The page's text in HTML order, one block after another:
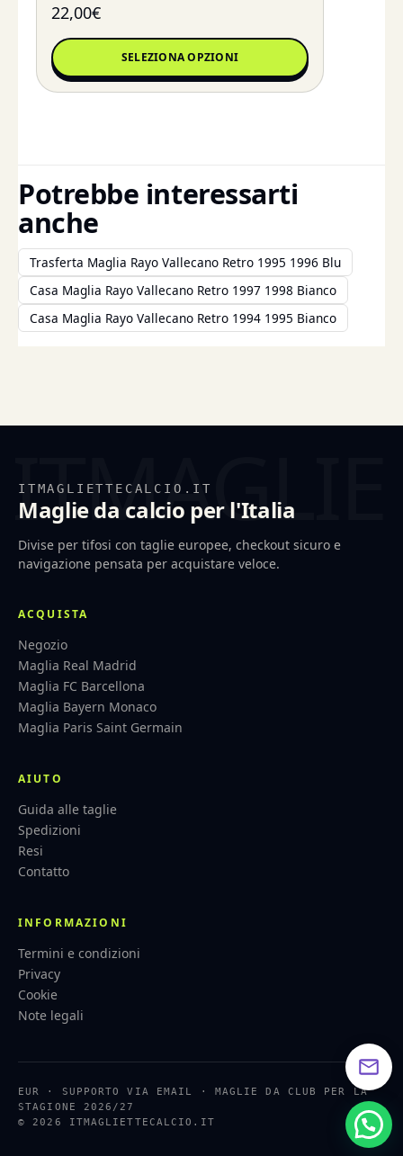
22,00€
SELEZIONA OPZIONI
Potrebbe interessarti
anche
Trasferta Maglia Rayo Vallecano Retro 1995 1996 Blu
Casa Maglia Rayo Vallecano Retro 1997 1998 Bianco
Casa Maglia Rayo Vallecano Retro 1994 1995 Bianco
ITMAGLIETTECALCIO.IT
Maglie da calcio per l'Italia
Divise per tifosi con taglie europee, checkout sicuro e
navigazione pensata per acquistare veloce.
ACQUISTA
Negozio
Maglia Real Madrid
Maglia FC Barcellona
Maglia Bayern Monaco
Maglia Paris Saint Germain
AIUTO
Guida alle taglie
Spedizioni
Resi
Contatto
INFORMAZIONI
Termini e condizioni
Privacy
Cookie
Note legali
EUR · SUPPORTO VIA EMAIL · MAGLIE DA CLUB PER LA
STAGIONE 2026/27
© 2026 ITMAGLIETTECALCIO.IT